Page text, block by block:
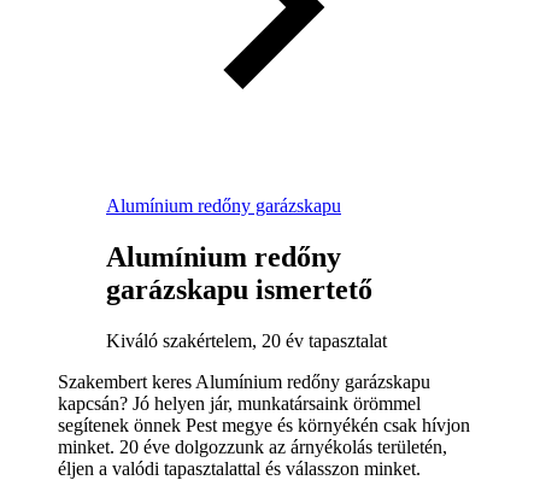
Alumínium redőny garázskapu
Alumínium redőny
garázskapu ismertető
Kiváló szakértelem, 20 év tapasztalat
Szakembert keres Alumínium redőny garázskapu
kapcsán? Jó helyen jár, munkatársaink örömmel
segítenek önnek Pest megye és környékén csak hívjon
minket. 20 éve dolgozzunk az árnyékolás területén,
éljen a valódi tapasztalattal és válasszon minket.